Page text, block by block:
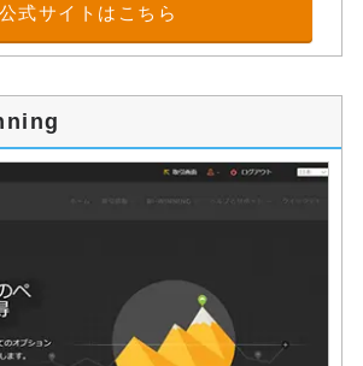
公式サイトはこちら